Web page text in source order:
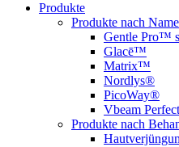
Produkte
Produkte nach
Gentle Pro™
Glacē™
Matrix™
Nordlys®
PicoWay®
Vbeam
Produkte nach